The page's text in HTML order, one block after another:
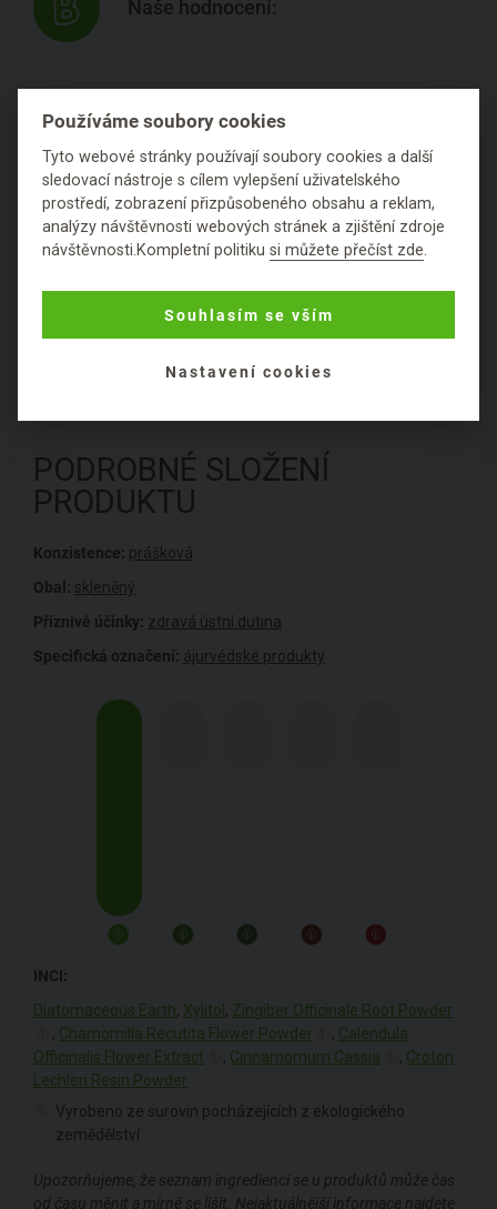
Naše hodnocení:
Zuby byly po jeho použití ještě hladší než po
Z blogu 2
Hodnocení
PODROBNÉ SLOŽENÍ
PRODUKTU
Konzistence: prášková
Obal: skleněný
Příznivé účinky: zdravá ústní dutina
Specifická označení: ájurvédské produkty
INCI:
Diatomaceous Earth, Xylitol , Zingiber Officinale Root Powder
, Chamomilla Recutita Flower Powder , Calendula
Officinalis Flower Extract
, Cinnamomum Cassia , Croton
Lechleri Resin Powder
Vyrobeno ze surovin pocházejících z ekologického
zemědělství
Upozorňujeme, že seznam ingrediencí se u produktů může čas
od času měnit a mírně se lišit. Nejaktuálnější informace najdete
Používáme soubory cookies
Tyto webové stránky používají soubory cookies a další
sledovací nástroje s cílem vylepšení uživatelského
prostředí, zobrazení přizpůsobeného obsahu a reklam,
analýzy návštěvnosti webových stránek a zjištění zdroje
návštěvnosti.Kompletní politikusi můžete přečíst zde.
Souhlasím se vším
Nastavení cookies